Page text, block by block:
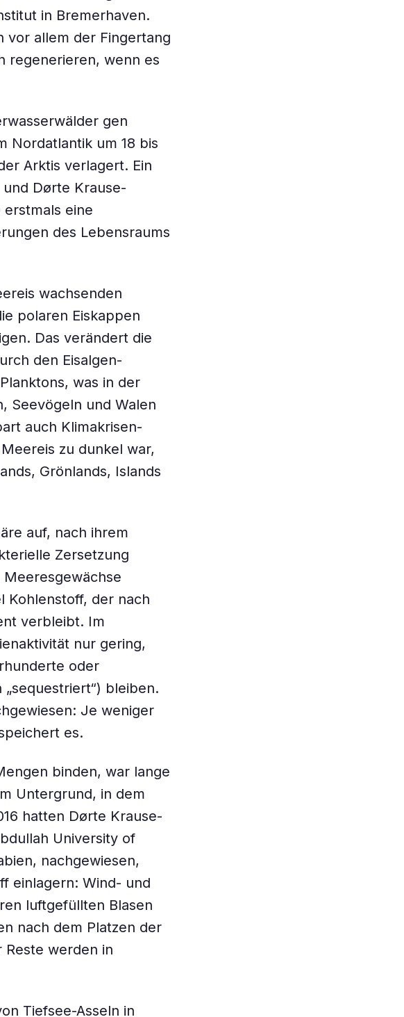
in Bremerhaven.
vor allem der Fingertang
regenerieren, wenn es
gen
Nordatlantik um 18 bis
Arktis verlagert. Ein
Dørte Krause-
eine
des Lebensraums
wachsenden
polaren Eiskappen
Das verändert die
den Eisalgen-
was in der
Seevögeln und Walen
auch Klimakrisen-
zu dunkel war,
Grönlands, Islands
auf, nach ihrem
Zersetzung
Kohlenstoff, der nach
verbleibt. Im
nur gering,
oder
bleiben.
Je weniger
es.
binden, war lange
Untergrund, in dem
hatten Dørte Krause-
University of
nachgewiesen,
einlagern: Wind- und
luftgefüllten Blasen
nach dem Platzen der
Reste werden in
Tiefsee-Asseln in